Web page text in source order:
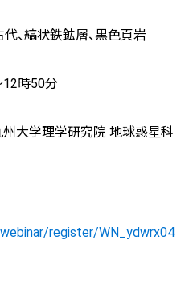
代、縞状鉄鉱層、黒色頁岩
12時50分
州大学理学研究院 地球惑星科
register/WN_ydwrx04